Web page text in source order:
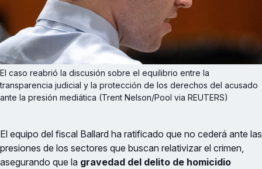
El caso reabrió la discusión sobre el equilibrio entre la
transparencia judicial y la protección de los derechos del acusado
ante la presión mediática (Trent Nelson/Pool via REUTERS)
El equipo del fiscal Ballard ha ratificado que no cederá ante las
presiones de los sectores que buscan relativizar el crimen,
asegurando que la gravedad del delito de homicidio